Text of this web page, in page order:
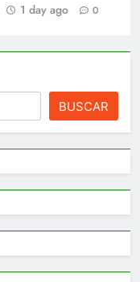
1 day ago 0
BUSCAR